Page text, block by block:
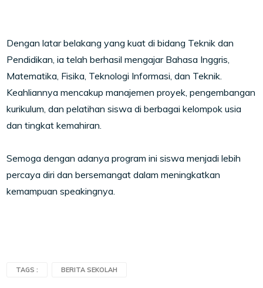
Dengan latar belakang yang kuat di bidang Teknik dan
Pendidikan, ia telah berhasil mengajar Bahasa Inggris,
Matematika, Fisika, Teknologi Informasi, dan Teknik.
Keahliannya mencakup manajemen proyek, pengembangan
kurikulum, dan pelatihan siswa di berbagai kelompok usia
dan tingkat kemahiran.
Semoga dengan adanya program ini siswa menjadi lebih
percaya diri dan bersemangat dalam meningkatkan
kemampuan speakingnya.
TAGS : BERITA SEKOLAH